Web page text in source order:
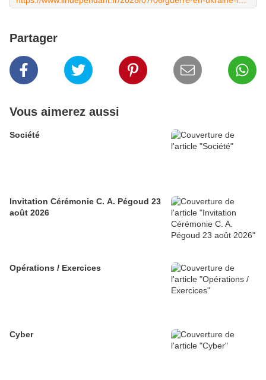
Partager
Vous aimerez aussi
Société
Invitation Cérémonie C. A. Pégoud 23
août 2026
Opérations / Exercices
Cyber